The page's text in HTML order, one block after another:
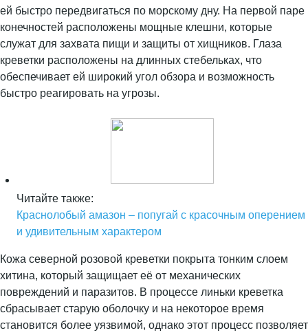
ей быстро передвигаться по морскому дну. На первой паре
конечностей расположены мощные клешни, которые
служат для захвата пищи и защиты от хищников. Глаза
креветки расположены на длинных стебельках, что
обеспечивает ей широкий угол обзора и возможность
быстро реагировать на угрозы.
Читайте также:
Краснолобый амазон – попугай с красочным оперением
и удивительным характером
Кожа северной розовой креветки покрыта тонким слоем
хитина, который защищает её от механических
повреждений и паразитов. В процессе линьки креветка
сбрасывает старую оболочку и на некоторое время
становится более уязвимой, однако этот процесс позволяет